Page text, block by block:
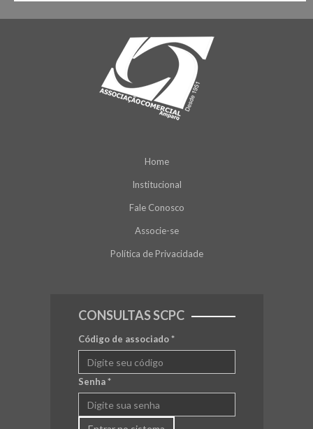
Home
Institucional
Fale Conosco
Associe-se
Política de Privacidade
CONSULTAS SCPC
Código de associado*
Senha*